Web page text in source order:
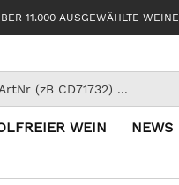
11.000 AUSGEWÄHLTE WEINE
WEIN NEWS